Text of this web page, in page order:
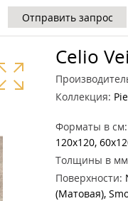
Отправить запрос
Celio
Коллекция:
Форматы в см:
120x120,
Толщины в
Поверхности:
(Матовая),